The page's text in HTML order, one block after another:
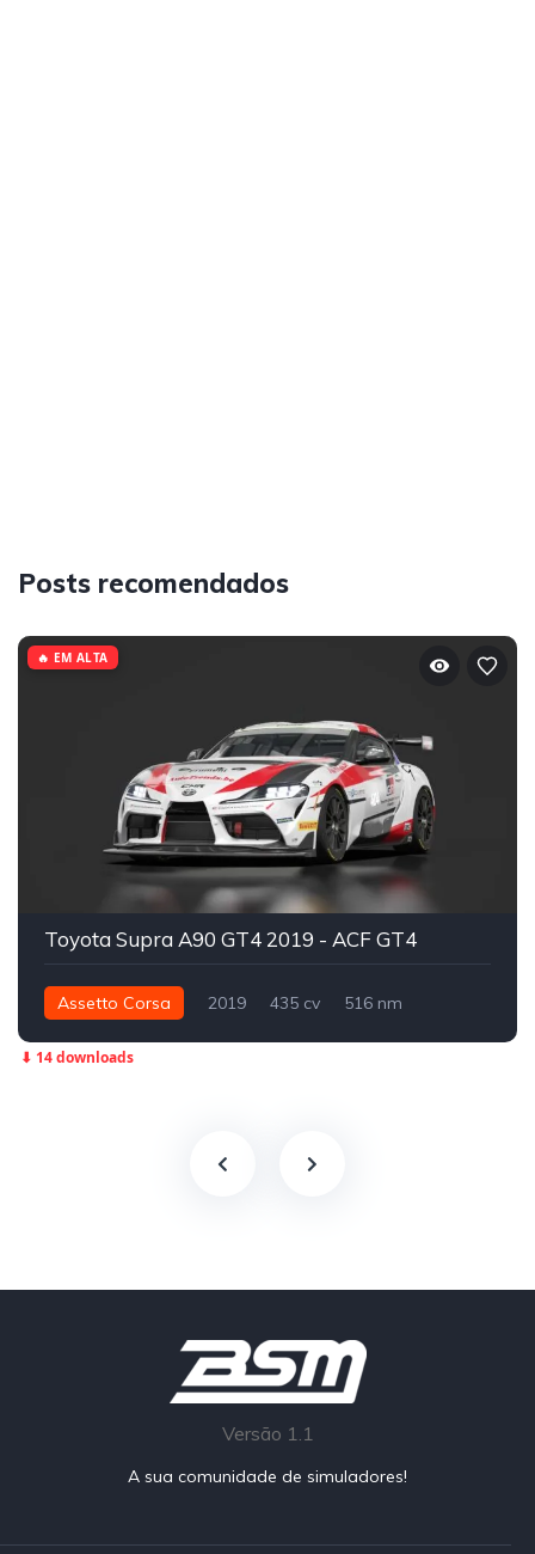
Posts recomendados
Toyota Supra A90 GT4 2019 - ACF GT4
Assetto Corsa 2019 435 cv
516 nm
🔥 EM ALTA
⬇ 14 downloads
Versão 1.1
A sua comunidade de simuladores!